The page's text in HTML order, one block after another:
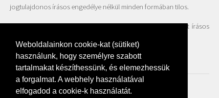
Weboldalainkon cookie-kat (sütiket)
használunk, hogy személyre szabott
tartalmakat készíthessünk, és elemezhessük
a forgalmat. A webhely használatával
elfogadod a cookie-k használatát.
jogtulajdonos írásos engedélye nélkül minden formában tilos.
A honlapon található fotók felhasználása csak az Egyesület írásos
Adatvédelmi szabályzat